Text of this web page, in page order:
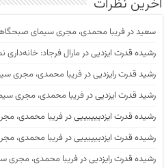
سعیددرفریبا محمدی، مجری سیمای
رشیده قدرت ایزدییدرمارال فرجاد: خانه‌داری
رشید قدرت رایزدییدرفریبا محمدی، مجری
رشید قدرت ایزدییدرفریبا محمدی، مجری
رشیده قدرت ایزدیییییییدرفریبا محمدی،
رشیده قدرت ایزدیییییییدرفریبا محمدی،
رشیده قدرت رایزدییدرفریبا محمدی، مجری